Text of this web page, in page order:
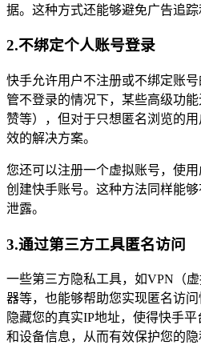
据。这种方式还能够避免广告追踪
2.不绑定个人账号登录
快手允许用户不注册或不绑定账
管不登录的情况下，某些高级功
赞等），但对于只想匿名浏览的
效的解决方案。
您还可以注册一个虚拟账号，使
创建快手账号。这种方法同样能
泄露。
3.通过第三方工具匿名访问
一些第三方隐私工具，如VPN（
器等，也能够帮助您实现匿名访
隐藏您的真实IP地址，使得快手
和设备信息，从而有效保护您的隐